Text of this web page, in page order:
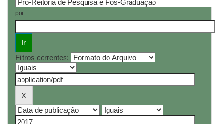
por
Filtros correntes: